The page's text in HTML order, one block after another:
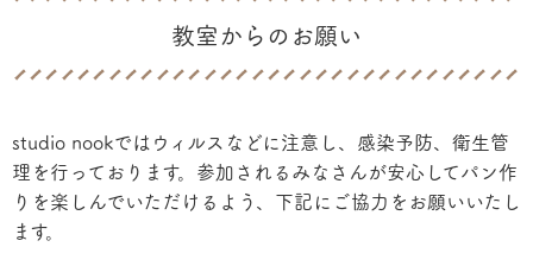
教室からのお願い
studio nookではウィルスなどに注意し、感染予防、衛生管
理を行っております。参加されるみなさんが安心してパン作
りを楽しんでいただけるよう、下記にご協力をお願いいたし
ます。